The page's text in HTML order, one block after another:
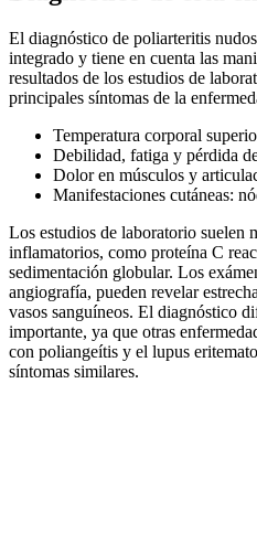
El diagnóstico de poliarteritis
integrado y tiene en cuenta las
resultados de los estudios de
principales síntomas de la
Temperatura corporal
Debilidad, fatiga y pérdida
Dolor en músculos y
Manifestaciones cutáneas:
Los estudios de laboratorio suelen
inflamatorios, como proteína C
sedimentación globular. Los
angiografía, pueden revelar
vasos sanguíneos. El diagnóstico
importante, ya que otras
con poliangeítis y el lupus
síntomas similares.